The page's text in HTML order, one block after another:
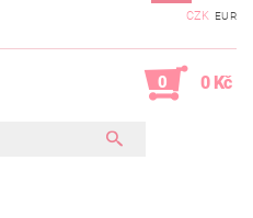
CZK EUR
0 0 Kč